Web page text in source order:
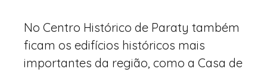
No Centro Histórico de Paraty também
ficam os edifícios históricos mais
importantes da região, como a Casa de